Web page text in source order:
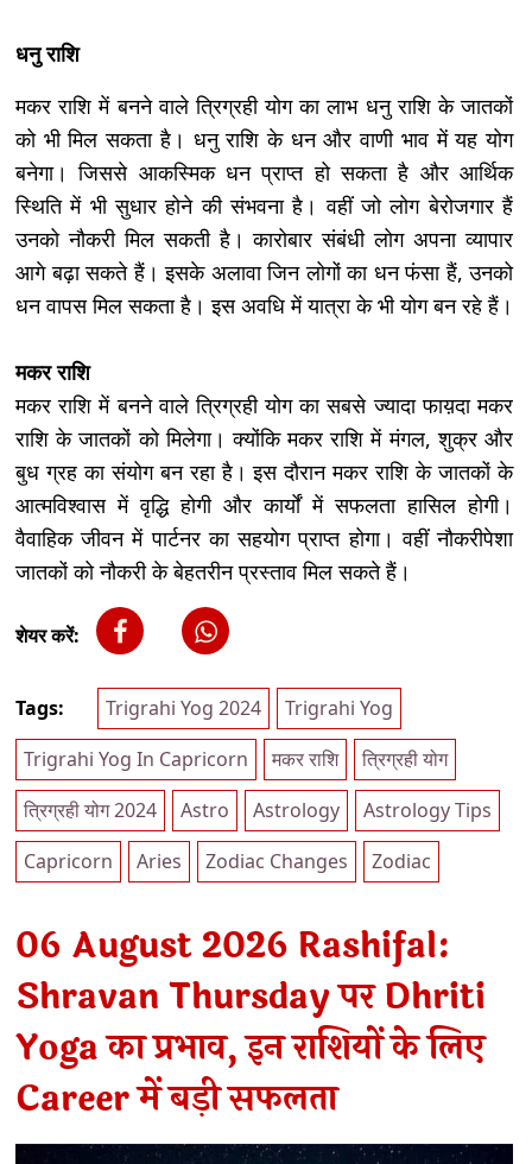
धनु राशि
मकर राशि में बनने वाले त्रिग्रही योग का लाभ धनु राशि के जातकों
को भी मिल सकता है। धनु राशि के धन और वाणी भाव में यह योग
बनेगा। जिससे आकस्मिक धन प्राप्त हो सकता है और आर्थिक
स्थिति में भी सुधार होने की संभवना है। वहीं जो लोग बेरोजगार हैं
उनको नौकरी मिल सकती है। कारोबार संबंधी लोग अपना व्यापार
आगे बढ़ा सकते हैं। इसके अलावा जिन लोगों का धन फंसा हैं, उनको
धन वापस मिल सकता है। इस अवधि में यात्रा के भी योग बन रहे हैं।
मकर राशि
मकर राशि में बनने वाले त्रिग्रही योग का सबसे ज्यादा फाय़दा मकर
राशि के जातकों को मिलेगा। क्योंकि मकर राशि में मंगल, शुक्र और
बुध ग्रह का संयोग बन रहा है। इस दौरान मकर राशि के जातकों के
आत्मविश्वास में वृद्धि होगी और कार्यों में सफलता हासिल होगी।
वैवाहिक जीवन में पार्टनर का सहयोग प्राप्त होगा। वहीं नौकरीपेशा
जातकों को नौकरी के बेहतरीन प्रस्ताव मिल सकते हैं।
शेयर करें:
Tags: Trigrahi Yog 2024
Trigrahi Yog
Trigrahi Yog In Capricorn
मकर राशि
त्रिग्रही योग
त्रिग्रही योग 2024
Astro Astrology
Astrology Tips
Capricorn
Aries Zodiac Changes Zodiac
06 August 2026 Rashifal:
Shravan Thursday पर Dhriti
Yoga का प्रभाव, इन राशियों के लिए
Career में बड़ी सफलता